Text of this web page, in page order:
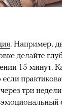
. Например,
делайте
15 минут.
три